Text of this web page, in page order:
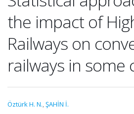
the impact of
Railways on
railways in some
Öztürk H. N.,ŞAHİN İ.